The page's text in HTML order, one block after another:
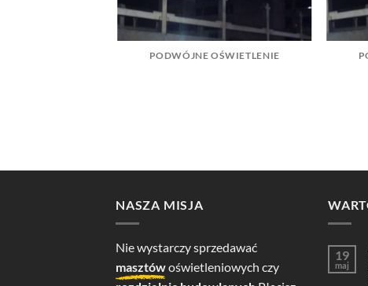
PODWÓJNE OŚWIETLENIE
NASZA MISJA
Nie wystarczy sprzedawać
masztówoświetleniowych czy
19
maj